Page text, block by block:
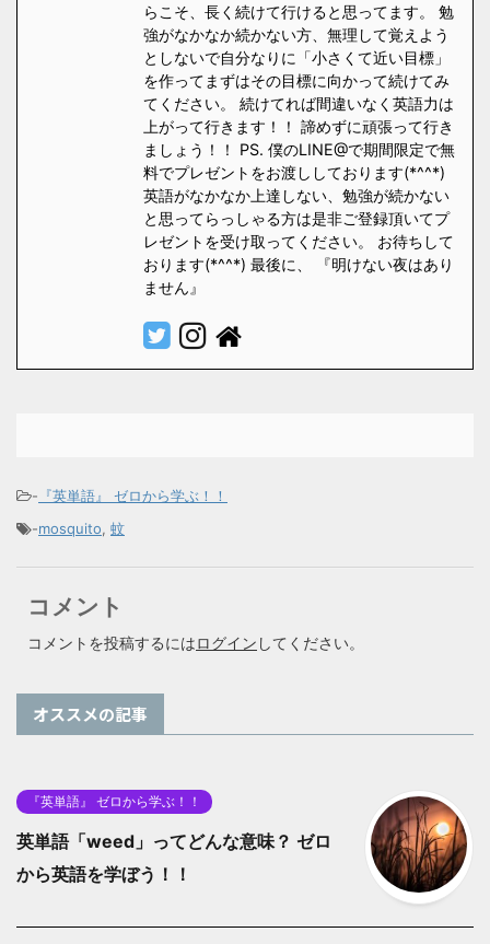
らこそ、長く続けて行けると思ってます。 勉
強がなかなか続かない方、無理して覚えよう
としないで自分なりに「小さくて近い目標」
を作ってまずはその目標に向かって続けてみ
てください。 続けてれば間違いなく英語力は
上がって行きます！！ 諦めずに頑張って行き
ましょう！！ PS. 僕のLINE@で期間限定で無
料でプレゼントをお渡ししております(*^^*)
英語がなかなか上達しない、勉強が続かない
と思ってらっしゃる方は是非ご登録頂いてプ
レゼントを受け取ってください。 お待ちして
おります(*^^*) 最後に、 『明けない夜はあり
ません』
- 『英単語』 ゼロから学ぶ！！
-mosquito, 蚊
コメント
コメントを投稿するにはログイン してください。
オススメの記事
『英単語』 ゼロから学ぶ！！
英単語「weed」ってどんな意味？ ゼロ
から英語を学ぼう！！